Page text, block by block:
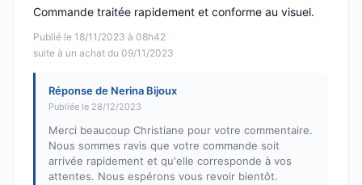
Publié le 18/11/2023 à 08h42
suite à un achat du 09/11/2023
Commande traitée rapidement et conforme au visuel.
Réponse de Nerina Bijoux
Publiée le 28/12/2023
Merci beaucoup Christiane pour votre commentaire.
Nous sommes ravis que votre commande soit
arrivée rapidement et qu'elle corresponde à vos
attentes. Nous espérons vous revoir bientôt.